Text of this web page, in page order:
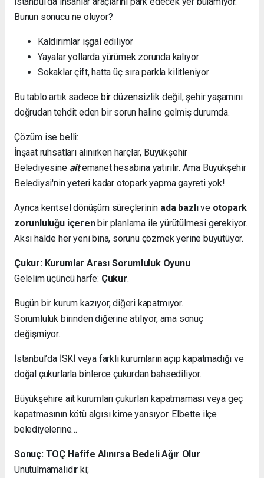
Bunun sonucu ne oluyor?
Kaldırımlar işgal ediliyor
Yayalar yollarda yürümek zorunda kalıyor
Sokaklar çift, hatta üç sıra parkla kilitleniyor
Bu tablo artık sadece bir düzensizlik değil, şehir yaşamını
doğrudan tehdit eden bir sorun haline gelmiş durumda.
Çözüm ise belli:
İnşaat ruhsatları alınırken harçlar, Büyükşehir
Belediyesine aitemanet hesabına yatırılır. Ama Büyükşehir
Belediysi'nin yeteri kadar otopark yapma gayreti yok!
Ayrıca kentsel dönüşüm süreçlerinin ada bazlıve otopark
zorunluluğu içerenbir planlama ile yürütülmesi gerekiyor.
Aksi halde her yeni bina, sorunu çözmek yerine büyütüyor.
Çukur: Kurumlar Arası Sorumluluk Oyunu
Gelelim üçüncü harfe: Çukur.
Bugün bir kurum kazıyor, diğeri kapatmıyor.
Sorumluluk birinden diğerine atılıyor, ama sonuç
değişmiyor.
İstanbul’da İSKİ veya farklı kurumların açıp kapatmadığı ve
doğal çukurlarla binlerce çukurdan bahsediliyor.
Büyükşehire ait kurumları çukurları kapatmaması veya geç
kapatmasının kötü algısı kime yansıyor. Elbette ilçe
belediyelerine…
Sonuç: TOÇ Hafife Alınırsa Bedeli Ağır Olur
Unutulmamalıdır ki;